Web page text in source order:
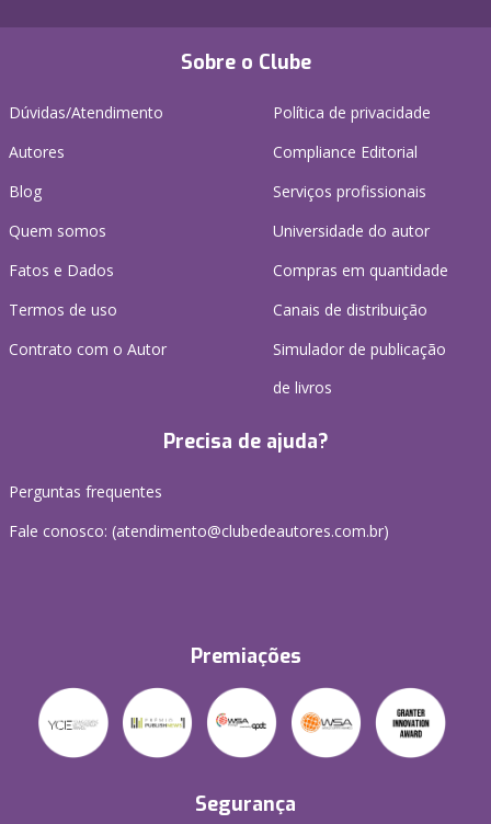
Sobre o Clube
Dúvidas/Atendimento
Autores
Blog
Quem somos
Fatos e Dados
Termos de uso
Contrato com o Autor
Política de privacidade
Compliance Editorial
Serviços profissionais
Universidade do autor
Compras em quantidade
Canais de distribuição
Simulador de publicação
de livros
Precisa de ajuda?
Perguntas frequentes
Fale conosco: (atendimento@clubedeautores.com.br)
Premiações
Segurança